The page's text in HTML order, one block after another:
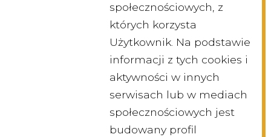
społecznościowych, z
których korzysta
Użytkownik. Na podstawie
informacji z tych cookies i
aktywności w innych
serwisach lub w mediach
społecznościowych jest
budowany profil